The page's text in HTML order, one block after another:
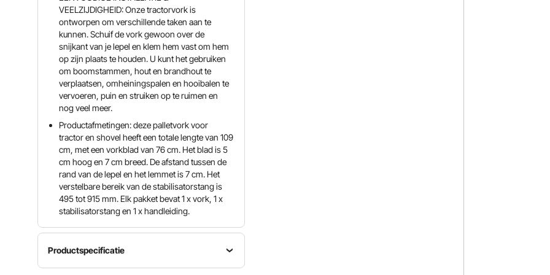
VEELZIJDIGHEID: Onze tractorvork is
ontworpen om verschillende taken aan te
kunnen. Schuif de vork gewoon over de
snijkant van je lepel en klem hem vast om hem
op zijn plaats te houden. U kunt het gebruiken
om boomstammen, hout en brandhout te
verplaatsen, omheiningspalen en hooibalen te
vervoeren, puin en struiken op te ruimen en
nog veel meer.
Productafmetingen: deze palletvork voor
tractor en shovel heeft een totale lengte van 109
cm, met een vorkblad van 76 cm. Het blad is 5
cm hoog en 7 cm breed. De afstand tussen de
rand van de lepel en het lemmet is 7 cm. Het
verstelbare bereik van de stabilisatorstang is
495 tot 915 mm. Elk pakket bevat 1 x vork, 1 x
stabilisatorstang en 1 x handleiding.
Productspecificatie